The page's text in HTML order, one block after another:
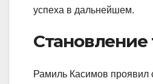
успеха в дальнейшем.
Становление
Рамиль Касимов проявил